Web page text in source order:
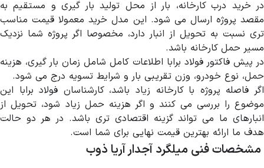
در خرید درب کارخانه، بار از محل تولید بار گیری و مستقیم به
مقصد پروژه ارسال می شود. این مدل خرید معمولا قیمت مناسب
تری نسبت به تحویل از انبار دارد، مخصوصا اگر پروژه شما نزدیک
مسیر حمل کارخانه باشد.
در پیش فاکتور فولاد برابا اطلاعات کامل شامل زمان بار گیری، هزینه
حمل، نوع خودرو، وزن تقریبی بار و شرایط تسویه درج می شود.
اگر فاصله پروژه با کارخانه زیاد باشد، کارشناسان فولاد برابا این
موضوع را بررسی می کنند و اگر هزینه حمل زیاد شود، تحویل از
انبارهای ما می تواند گزینه اقتصادی تری باشد. در هر دو حالت
هدف ما ارائه بهترین قیمت نهایی برای شما است.
مشخصات فنی میلگرد آجدار آریا ذوب